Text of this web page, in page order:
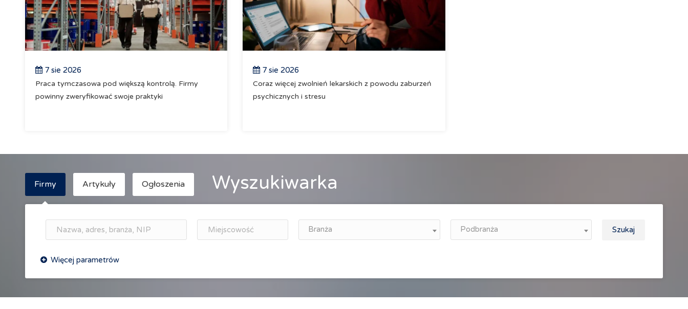
7 sie 2026
Praca tymczasowa pod większą kontrolą. Firmy
powinny zweryfikować swoje praktyki
7 sie 2026
Coraz więcej zwolnień lekarskich z powodu zaburzeń
psychicznych i stresu
Firmy Artykuły Ogłoszenia Wyszukiwarka
Branża Podbranża Szukaj